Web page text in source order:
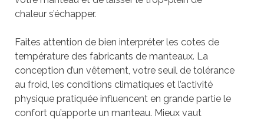
chaleur s’échapper.
Faites attention de bien interpréter les cotes de
température des fabricants de manteaux. La
conception d’un vêtement, votre seuil de tolérance
au froid, les conditions climatiques et l’activité
physique pratiquée influencent en grande partie le
confort qu’apporte un manteau. Mieux vaut